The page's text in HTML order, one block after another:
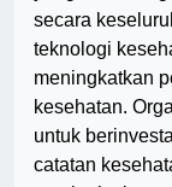
secara
teknologi
meningkatkan
kesehatan.
untuk
catatan